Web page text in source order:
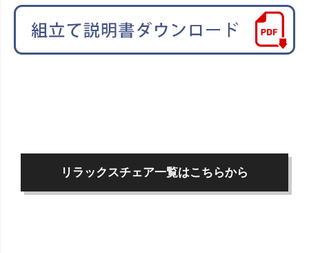
リラックスチェア一覧はこちらから